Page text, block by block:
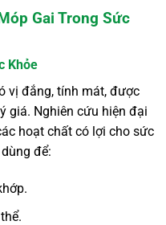
Gai Trong Sức
Khỏe
vị đắng, tính mát, được
giá. Nghiên cứu hiện đại
hoạt chất có lợi cho sức
để: